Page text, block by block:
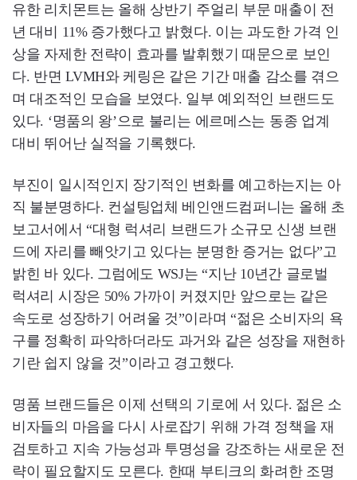
유한 리치몬트는 올해 상반기 주얼리 부문 매출이 전
년 대비 11% 증가했다고 밝혔다. 이는 과도한 가격 인
상을 자제한 전략이 효과를 발휘했기 때문으로 보인
다. 반면 LVMH와 케링은 같은 기간 매출 감소를 겪으
며 대조적인 모습을 보였다. 일부 예외적인 브랜드도
있다. ‘명품의 왕’으로 불리는 에르메스는 동종 업계
대비 뛰어난 실적을 기록했다.
부진이 일시적인지 장기적인 변화를 예고하는지는 아
직 불분명하다. 컨설팅업체 베인앤드컴퍼니는 올해 초
보고서에서 “대형 럭셔리 브랜드가 소규모 신생 브랜
드에 자리를 빼앗기고 있다는 분명한 증거는 없다”고
밝힌 바 있다. 그럼에도 WSJ는 “지난 10년간 글로벌
럭셔리 시장은 50% 가까이 커졌지만 앞으로는 같은
속도로 성장하기 어려울 것”이라며 “젊은 소비자의 욕
구를 정확히 파악하더라도 과거와 같은 성장을 재현하
기란 쉽지 않을 것”이라고 경고했다.
명품 브랜드들은 이제 선택의 기로에 서 있다. 젊은 소
비자들의 마음을 다시 사로잡기 위해 가격 정책을 재
검토하고 지속 가능성과 투명성을 강조하는 새로운 전
략이 필요할지도 모른다. 한때 부티크의 화려한 조명